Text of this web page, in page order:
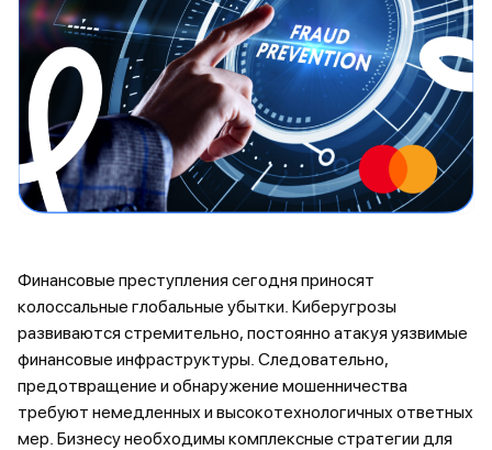
Финансовые преступления сегодня приносят
колоссальные глобальные убытки. Киберугрозы
развиваются стремительно, постоянно атакуя уязвимые
финансовые инфраструктуры. Следовательно,
предотвращение и обнаружение мошенничества
требуют немедленных и высокотехнологичных ответных
мер. Бизнесу необходимы комплексные стратегии для